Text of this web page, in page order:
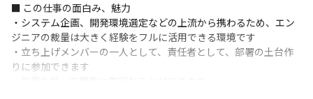
■ この仕事の面白み、魅力
・システム企画、開発環境選定などの上流から携わるため、エン
ジニアの裁量は大きく経験をフルに活用できる環境です
・立ち上げメンバーの一人として、責任者として、部署の土台作
りに参加できます